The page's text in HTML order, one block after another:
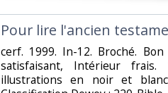
‎Pour lire l'ancien
‎cerf. 1999. In-12. Broché.
satisfaisant, Intérieur
illustrations en noir et